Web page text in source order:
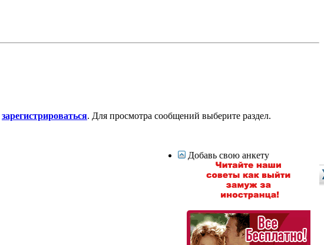
зарегистрироваться. Для просмотра сообщений выберите раздел.
Добавь свою анкету